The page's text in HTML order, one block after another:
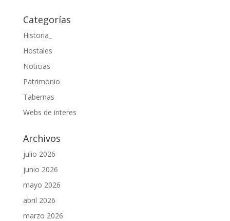
Categorías
Historia_
Hostales
Noticias
Patrimonio
Tabernas
Webs de interes
Archivos
julio 2026
junio 2026
mayo 2026
abril 2026
marzo 2026